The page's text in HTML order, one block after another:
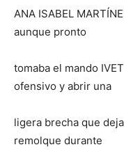
ANA ISABEL
aunque pronto
tomaba el mando
ofensivo y abrir una
ligera brecha que
remolque durante